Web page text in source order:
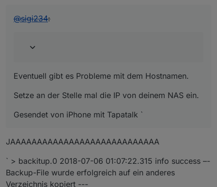
@sigi234:
Eventuell gibt es Probleme mit dem Hostnamen.
Setze an der Stelle mal die IP von deinem NAS ein.
Gesendet von iPhone mit Tapatalk `
JAAAAAAAAAAAAAAAAAAAAAAAAAAAA
` > backitup.0 2018-07-06 01:07:22.315 info success –-
Backup-File wurde erfolgreich auf ein anderes
Verzeichnis kopiert ---